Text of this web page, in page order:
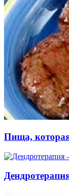
Пища, которая